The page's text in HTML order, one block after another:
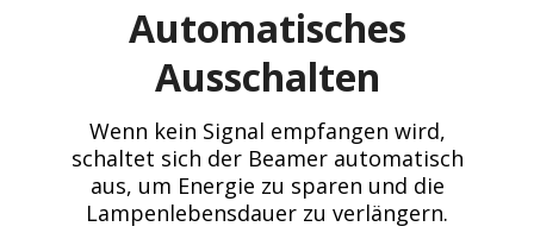
Automatisches
Ausschalten
Wenn kein Signal empfangen wird,
schaltet sich der Beamer automatisch
aus, um Energie zu sparen und die
Lampenlebensdauer zu verlängern.